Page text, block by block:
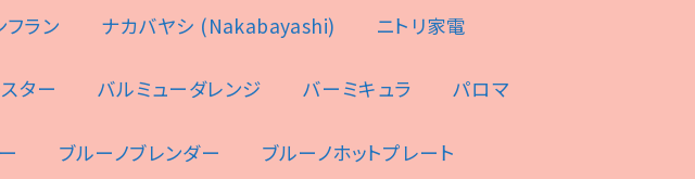
フラン ナカバヤシ (Nakabayashi) ニトリ家電
ター バルミューダレンジ バーミキュラ パロマ
ブルーノブレンダー ブルーノホットプレート